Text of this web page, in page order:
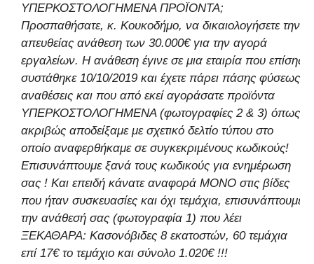
ΥΠΕΡΚΟΣΤΟΛΟΓΗΜΕΝΑ ΠΡΟΪΟΝΤΑ;
Προσπαθήσατε, κ. Κουκοδήμο, να δικαιολογήσετε την
απευθείας ανάθεση των 30.000€ για την αγορά
εργαλείων. Η ανάθεση έγινε σε μια εταιρία που επίσης
συστάθηκε 10/10/2019 και έχετε πάρει πάσης φύσεως
αναθέσεις και που από εκεί αγοράσατε προϊόντα
ΥΠΕΡΚΟΣΤΟΛΟΓΗΜΕΝΑ (φωτογραφίες 2 & 3) όπως
ακριβώς αποδείξαμε με σχετικό δελτίο τύπου στο
οποίο αναφερθήκαμε σε συγκεκριμένους κωδικούς!
Επισυνάπτουμε ξανά τους κωδικούς για ενημέρωση
σας ! Και επειδή κάνατε αναφορά ΜΟΝΟ στις βίδες
που ήταν συσκευασίες και όχι τεμάχια, επισυνάπτουμε
την ανάθεσή σας (φωτογραφία 1) που λέει
ΞΕΚΑΘΑΡΑ: Κασονόβιδες 8 εκατοστών, 60 τεμάχια
επί 17€ το τεμάχιο και σύνολο 1.020€ !!!